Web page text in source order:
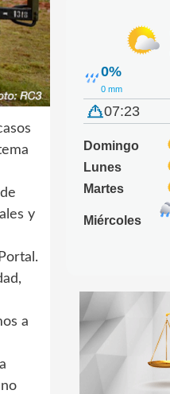
y
a
0%
0 mm
07:23
Domingo
Lunes
Martes
Miércoles